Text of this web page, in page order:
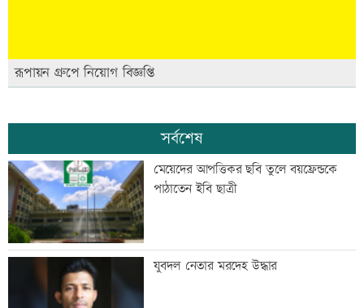
রূপায়ন গ্রুপে নিয়োগ বিজ্ঞপ্তি
সর্বশেষ
মেয়েদের আপত্তিকর ছবি তুলে বয়ফ্রেন্ডকে
পাঠাতেন ইবি ছাত্রী
যুবদল নেতার মরদেহ উদ্ধার